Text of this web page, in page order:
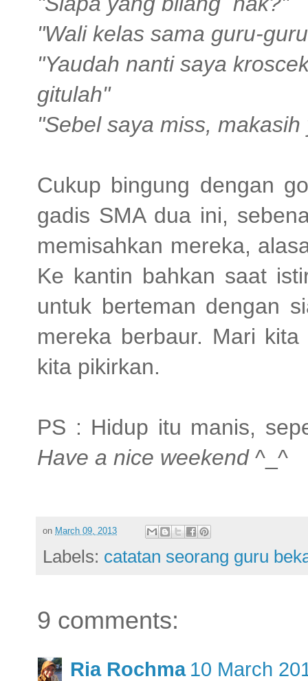
"Wali kelas sama guru-
"Yaudah nanti saya
gitulah"
"Sebel saya miss, makasih
Cukup bingung dengan
gadis SMA dua ini,
memisahkan mereka,
Ke kantin bahkan saat
untuk berteman dengan
mereka berbaur. Mari
kita pikirkan.
PS : Hidup itu manis,
Have a nice weekend^_^
on March 09, 2013
Labels: catatan seorang guru
9 comments:
Ria Rochma 10 March